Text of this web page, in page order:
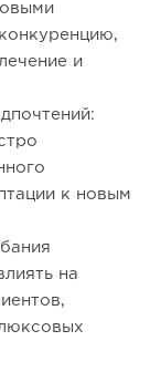
и
к новым
на